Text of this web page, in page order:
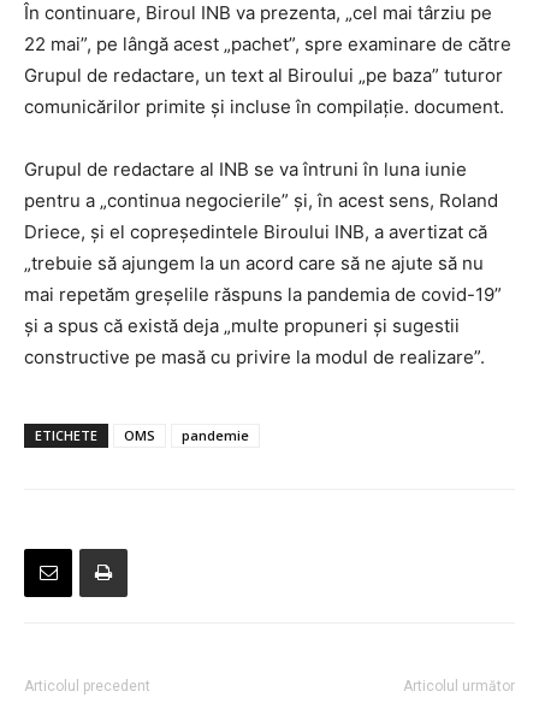
În continuare, Biroul INB va prezenta, „cel mai târziu pe
22 mai”, pe lângă acest „pachet”, spre examinare de către
Grupul de redactare, un text al Biroului „pe baza” tuturor
comunicărilor primite și incluse în compilație. document.
Grupul de redactare al INB se va întruni în luna iunie
pentru a „continua negocierile” și, în acest sens, Roland
Driece, și el copreședintele Biroului INB, a avertizat că
„trebuie să ajungem la un acord care să ne ajute să nu
mai repetăm ​​greșelile răspuns la pandemia de covid-19”
și a spus că există deja „multe propuneri și sugestii
constructive pe masă cu privire la modul de realizare”.
ETICHETE OMS pandemie
Articolul precedent Articolul următor